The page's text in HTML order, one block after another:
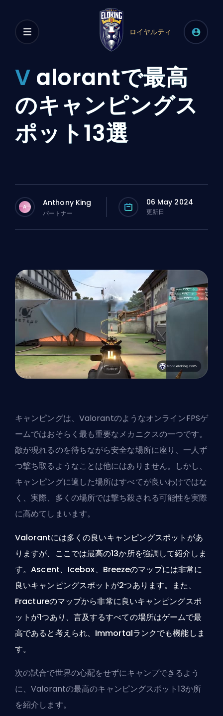
ロイヤルティ
V alorantで最高
のキャンピングス
ポット13選
A Anthony King
パートナー
06 May 2024
更新日
キャンピングは、ValorantのようなオンラインFPSゲ
ームではおそらく最も重要なメカニクスの一つです。
敵が現れるのを待ちながら安全な場所に座り、一人ず
つ撃ち取るようなことは他にはありません。しかし、
キャンピングに適した場所はすべてが良いわけではな
く、実際、多くの場所では撃ち殺される可能性を実際
に高めてしまいます。
Valorantには多くの良いキャンピングスポットがあ
りますが、ここでは最高の13か所を強調して紹介しま
す。Ascent、Icebox、Breezeのマップには非常に
良いキャンピングスポットが2つあります。また、
Fractureのマップから非常に良いキャンピングスポ
ットが1つあり、言及するすべての場所はゲームで最
高であると考えられ、 Immortalランクでも機能しま
す。
次の試合で世界の心配をせずにキャンプできるよう
に、Valorantの最高のキャンピングスポット13か所
を紹介します。